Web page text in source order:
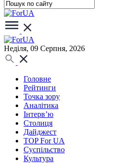
Неділя, 09 Серпня, 2026
Головне
Рейтинги
Точка зору
Аналітика
Інтерв’ю
Столиця
Дайджест
TOP For UA
Суспiльство
Культура